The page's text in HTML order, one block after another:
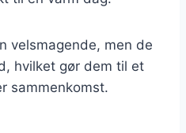
velsmagende, men de
hvilket gør dem til et
sammenkomst.